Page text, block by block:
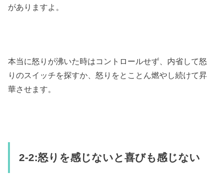
がありますよ。
本当に怒りが沸いた時はコントロールせず、内省して怒
りのスイッチを探すか、怒りをとことん燃やし続けて昇
華させます。
2-2:怒りを感じないと喜びも感じない